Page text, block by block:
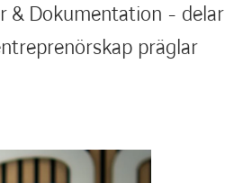
& Dokumentation - delar
präglar